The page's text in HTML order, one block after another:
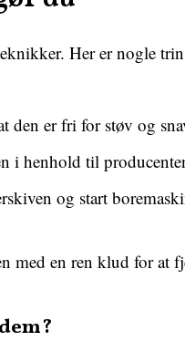
Her er nogle
den er fri for støv og
i henhold til
og start
en ren klud for at